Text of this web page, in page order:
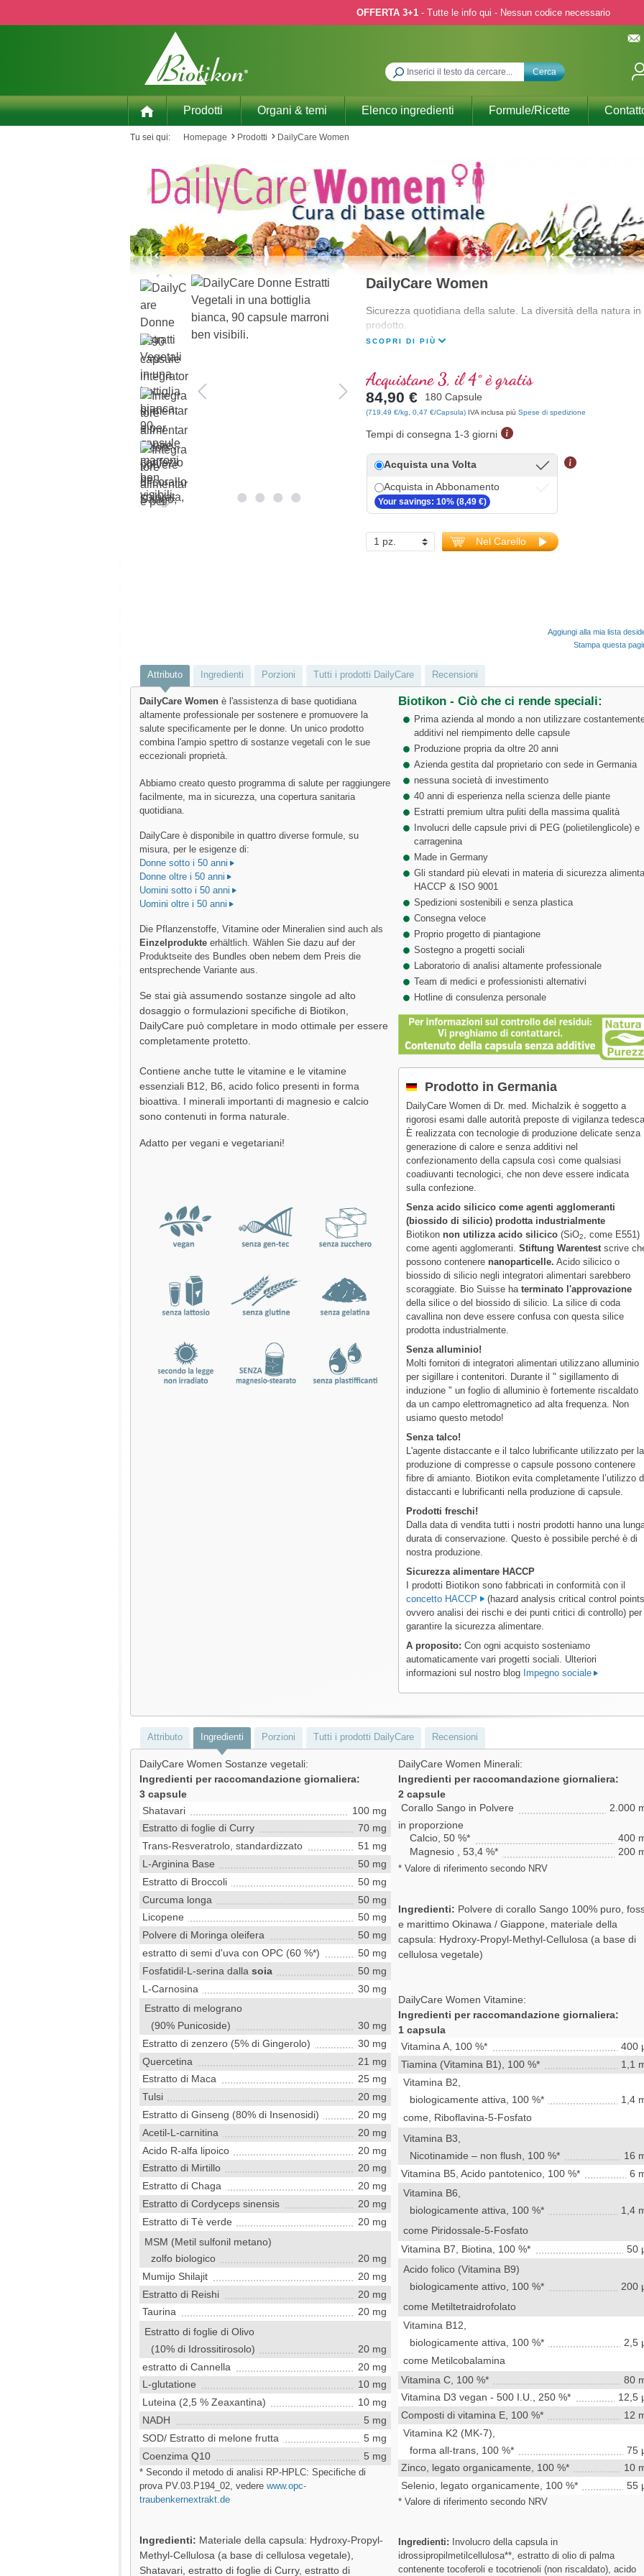
OFFERTA 3+1- Tutte le info qui - Nessun codice necessario
Cerca
Prodotti Organi & temi Elenco ingredienti Formule/Ricette
Tu sei qui: Homepage Prodotti DailyCare Women
DailyCare Women
Sicurezza quotidiana della salute. La diversità della natura in
prodotto.
SCOPRI DI PIÙ
Acquistane 3, il 4° è gratis
84,90 € 180 Capsule
(719,49 €/kg, 0,47 €/Capsula) IVA inclusa più Spese di spedizione
Tempi di consegna 1-3 giorni
Acquista una Volta
Acquista in Abbonamento
Your savings: 10% (8,49 €)
Nel Carello
Aggiungi alla mia lista
Stampa questa
Attributo Ingredienti Porzioni Tutti i prodotti DailyCare Recensioni
DailyCare Women è l'assistenza di base quotidiana
altamente professionale per sostenere e promuovere la
salute specificamente per le donne. Un unico prodotto
combina l'ampio spettro di sostanze vegetali con le sue
eccezionali proprietà.
Abbiamo creato questo programma di salute per raggiungere
facilmente, ma in sicurezza, una copertura sanitaria
quotidiana.
DailyCare è disponibile in quattro diverse formule, su
misura, per le esigenze di:
Donne sotto i 50 anni
Donne oltre i 50 anni
Uomini sotto i 50 anni
Uomini oltre i 50 anni
Die Pflanzenstoffe, Vitamine oder Mineralien sind auch als
Einzelprodukte erhältlich. Wählen Sie dazu auf der
Produktseite des Bundles oben nebem dem Preis die
entsprechende Variante aus.
Se stai già assumendo sostanze singole ad alto
dosaggio o formulazioni specifiche di Biotikon,
DailyCare può completare in modo ottimale per essere
completamente protetto.
Contiene anche tutte le vitamine e le vitamine
essenziali B12, B6, acido folico presenti in forma
bioattiva. I minerali importanti di magnesio e calcio
sono contenuti in forma naturale.
Adatto per vegani e vegetariani!
Biotikon - Ciò che ci rende speciali:
Prima azienda al mondo a non utilizzare
additivi nel riempimento delle capsule
Produzione propria da oltre 20 anni
Azienda gestita dal proprietario con sede in Germania
nessuna società di investimento
40 anni di esperienza nella scienza delle piante
Estratti premium ultra puliti della massima qualità
Involucri delle capsule privi di PEG (polietilenglicole) e
carragenina
Made in Germany
Gli standard più elevati in materia di sicurezza
HACCP & ISO 9001
Spedizioni sostenibili e senza plastica
Consegna veloce
Proprio progetto di piantagione
Sostegno a progetti sociali
Laboratorio di analisi altamente professionale
Team di medici e professionisti alternativi
Hotline di consulenza personale
Prodotto in Germania
DailyCare Women di Dr. med. Michalzik è soggetto a
rigorosi esami dalle autorità preposte di vigilanza
È realizzata con tecnologie di produzione delicate senza
generazione di calore e senza additivi nel
confezionamento della capsula così come qualsiasi
coadiuvanti tecnologici, che non deve essere indicata
sulla confezione.
Senza acido silicico come agenti agglomeranti
(biossido di silicio) prodotta industrialmente
Biotikon non utilizza acido silicico (SiO2
, come E551)
come agenti agglomeranti.Stiftung Warentest scrive
possono contenere nanoparticelle. Acido silicico o
biossido di silicio negli integratori alimentari sarebbero
scoraggiate. Bio Suisse haterminato l'approvazione
della silice o del biossido di silicio. La silice di coda
cavallina non deve essere confusa con questa silice
prodotta industrialmente.
Senza alluminio!
Molti fornitori di integratori alimentari utilizzano alluminio
per sigillare i contenitori. Durante il " sigillamento di
induzione " un foglio di alluminio è fortemente riscaldato
da un campo elettromagnetico ad alta frequenza. Non
usiamo questo metodo!
Senza talco!
L'agente distaccante e il talco lubrificante utilizzato per la
produzione di compresse o capsule possono contenere
fibre di amianto. Biotikon evita completamente l’utilizzo
distaccanti e lubrificanti nella produzione di capsule.
Prodotti freschi!
Dalla data di vendita tutti i nostri prodotti hanno una
durata di conservazione. Questo è possibile perché è di
nostra produzione.
Sicurezza alimentare HACCP
I prodotti Biotikon sono fabbricati in conformità con il
concetto HACCP
(hazard analysis critical control
ovvero analisi dei rischi e dei punti critici di controllo) per
garantire la sicurezza alimentare.
A proposito: Con ogni acquisto sosteniamo
automaticamente vari progetti sociali. Ulteriori
informazioni sul nostro blog Impegno sociale
Attributo Ingredienti Porzioni Tutti i prodotti DailyCare Recensioni
DailyCare Women Sostanze vegetali:
Ingredienti per raccomandazione giornaliera:
3 capsule
Shatavari
100 mg
Estratto di foglie di Curry
70 mg
Trans-Resveratrolo, standardizzato
51 mg
L-Arginina Base
50 mg
Estratto di Broccoli
50 mg
Curcuma longa
50 mg
Licopene
50 mg
Polvere di Moringa oleifera
50 mg
estratto di semi d'uva con OPC (60 %*)
50 mg
Fosfatidil-L-serina dallasoia
50 mg
L-Carnosina
30 mg
Estratto di melograno
(90% Punicoside)
30 mg
Estratto di zenzero (5% di Gingerolo)
30 mg
Quercetina
21 mg
Estratto di Maca
25 mg
Tulsi
20 mg
Estratto di Ginseng (80% di Insenosidi)
20 mg
Acetil-L-carnitina
20 mg
Acido R-alfa lipoico
20 mg
Estratto di Mirtillo
20 mg
Estratto di Chaga
20 mg
Estratto di Cordyceps sinensis
20 mg
Estratto di Tè verde
20 mg
MSM (Metil sulfonil metano)
zolfo biologico
20 mg
Mumijo Shilajit
20 mg
Estratto di Reishi
20 mg
Taurina
20 mg
Estratto di foglie di Olivo
(10% di Idrossitirosolo)
20 mg
estratto di Cannella
20 mg
L-glutatione
10 mg
Luteina (2,5 % Zeaxantina)
10 mg
NADH
5 mg
SOD/ Estratto di melone frutta
5 mg
Coenzima Q10
5 mg
* Secondo il metodo di analisi RP-HPLC: Specifiche di
prova PV.03.P194_02, vedere www.opc-
traubenkernextrakt.de
Ingredienti: Materiale della capsula: Hydroxy-Propyl-
Methyl-Cellulosa (a base di cellulosa vegetale),
Shatavari, estratto di foglie di Curry, estratto di
DailyCare Women Minerali:
Ingredienti per raccomandazione giornaliera:
2 capsule
Corallo Sango in Polvere
2.000
in proporzione
Calcio, 50 %*
400
Magnesio , 53,4 %*
200
* Valore di riferimento secondo NRV
Ingredienti: Polvere di corallo Sango 100% puro,
e marittimo Okinawa / Giappone, materiale della
capsula: Hydroxy-Propyl-Methyl-Cellulosa (a base di
cellulosa vegetale)
DailyCare Women Vitamine:
Ingredienti per raccomandazione giornaliera:
1 capsula
Vitamina A, 100 %*
400
Tiamina (Vitamina B1), 100 %*
1,1
Vitamina B2,
biologicamente attiva, 100 %*
1,4
come, Riboflavina-5-Fosfato
Vitamina B3,
Nicotinamide – non flush, 100 %*
16
Vitamina B5, Acido pantotenico, 100 %*
6
Vitamina B6,
biologicamente attiva, 100 %*
1,4
come Piridossale-5-Fosfato
Vitamina B7, Biotina, 100 %*
50
Acido folico (Vitamina B9)
biologicamente attivo, 100 %*
200
come Metiltetraidrofolato
Vitamina B12,
biologicamente attiva, 100 %*
2,5
come Metilcobalamina
Vitamina C, 100 %*
80
Vitamina D3 vegan - 500 I.U., 250 %*
12,5
Composti di vitamina E, 100 %*
12
Vitamina K2 (MK-7),
forma all-trans, 100 %*
75
Zinco, legato organicamente, 100 %*
10
Selenio, legato organicamente, 100 %*
55
* Valore di riferimento secondo NRV
Ingredienti: Involucro della capsula in
idrossipropilmetilcellulosa**, estratto di olio di palma
contenente tocoferoli e tocotrienoli (non riscaldato), acido